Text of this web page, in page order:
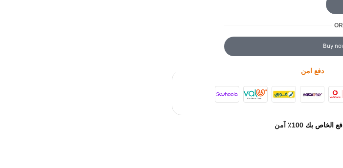
OR
Buy
دفع امن
الخاص بك 100٪ آمن